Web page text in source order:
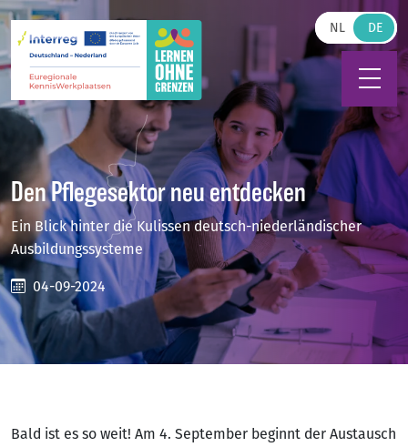
Zum Hauptinhalt springen
NL
Den Pflegesektor neu entdecken
Ein Blick hinter die Kulissen deutsch-niederländischer
Ausbildungssysteme
04-09-2024
Bald ist es so weit! Am 4. September beginnt der Austausch